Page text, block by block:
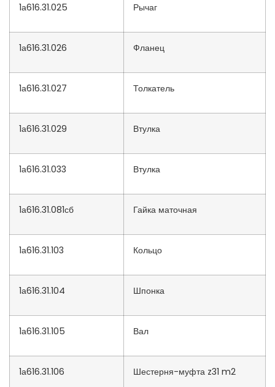
1а616.31.025 Рычаг
1а616.31.026 Фланец
1а616.31.027 Толкатель
1а616.31.029 Втулка
1а616.31.033 Втулка
1а616.31.081сб Гайка маточная
1а616.31.103 Кольцо
1а616.31.104 Шпонка
1а616.31.105 Вал
1а616.31.106 Шестерня-муфта z31 m2